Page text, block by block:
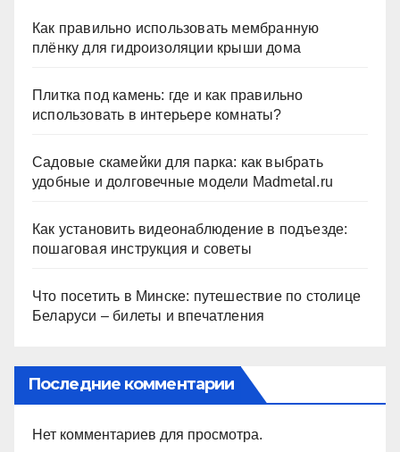
Как правильно использовать мембранную
плёнку для гидроизоляции крыши дома
Плитка под камень: где и как правильно
использовать в интерьере комнаты?
Садовые скамейки для парка: как выбрать
удобные и долговечные модели Madmetal.ru
Как установить видеонаблюдение в подъезде:
пошаговая инструкция и советы
Что посетить в Минске: путешествие по столице
Беларуси – билеты и впечатления
Последние комментарии
Нет комментариев для просмотра.